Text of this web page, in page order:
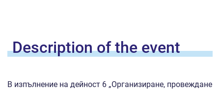
Description of theevent
В изпълнение на дейност 6 „Организиране, провеждане